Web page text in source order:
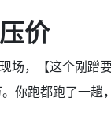
价
，【这个剐蹭
你跑都跑了一趟